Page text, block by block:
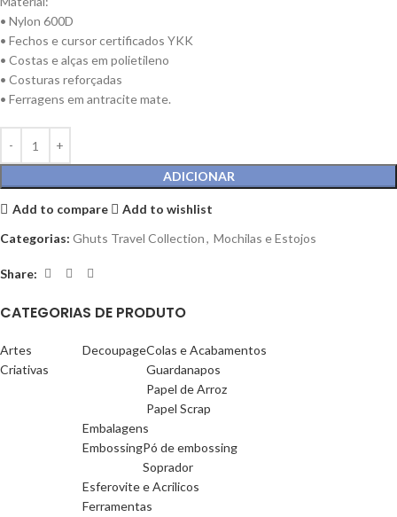
• Nylon 600D
• Fechos e cursor certificados YKK
• Costas e alças em polietileno
• Costuras reforçadas
• Ferragens em antracite mate.
ADICIONAR
Add to compare
Add to wishlist
Categorias: Ghuts Travel Collection, Mochilas e Estojos
Share:
CATEGORIAS DE PRODUTO
Artes
Criativas
DecoupageColas e Acabamentos
Guardanapos
Papel de Arroz
Papel Scrap
Embalagens
EmbossingPó de embossing
Soprador
Esferovite e Acrilicos
Ferramentas